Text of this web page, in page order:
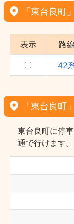
「東台良町
表示 路
42
「東台良町
東台良町に停
通で行けます。